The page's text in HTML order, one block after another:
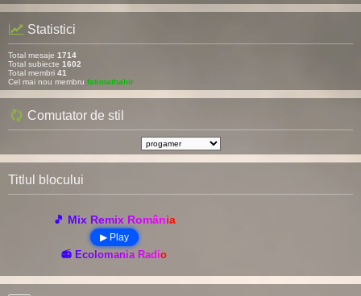
Statistici
Total mesaje 1714
Total subiecte 1602
Total membri 41
Cel mai nou membru fatimathahir
Comutator de stil
Titlul blocului
🎵 Mix Remix România
▶ Play
📻 Ecolomania Radio